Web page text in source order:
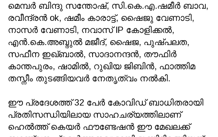
മെമ്പർ ബിന്ദു സന്തോഷ്, സി.കെ.എ.ഷമീർ ബാവ,
രവീന്ദ്രൻ ok, ഷമീം കാരാട്ട്, ഷൈജു വേണാടി,
നാസർ വേണാടി, നവാസ് IP കോളിക്കൽ,
എൻ.കെ.അബ്ദുൽ മജീദ്, ഷൈജ, പുഷ്പലത,
സഫീന ഇഖ്ബാൽ, സാദാനന്ദൻ, തൗഫിർ
കാന്തപുരം, ഷാമിൽ, റുഖിയ ജിബിൻ, ഫാത്തിമ
തസ്നീം തുടങ്ങിയവർ നേതൃത്വം നൽകി.
ഈ പ്രദേശത്ത് 32 പേർ കോവിഡ് ബാധിതരായി
പ്രതിസന്ധിയിലായ സാഹചര്യത്തിലാണ്
ഹെൽത്ത് കെയർ ഫൗണ്ടേഷൻ ഈ മേഖലക്ക്